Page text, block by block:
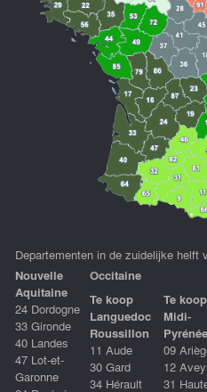
Departementen in de zuidelijke helft
Nouvelle
Aquitaine
24 Dordogne
33 Gironde
40 Landes
47 Lot-et-
Garonne
Occitaine
Te koop
Languedoc
Roussillon
11 Aude
30 Gard
34 Hérault
Te koop
Midi-
09
12
31